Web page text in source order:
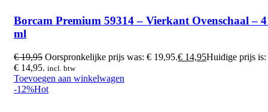
Borcam Premium 59314 – Vierkant Ovenschaal –
ml
€19,95 Oorspronkelijke prijs was: € 19,95.€ 14,95Huidige prijs is:
€ 14,95. incl. btw
Toevoegen aan winkelwagen
-12%Hot